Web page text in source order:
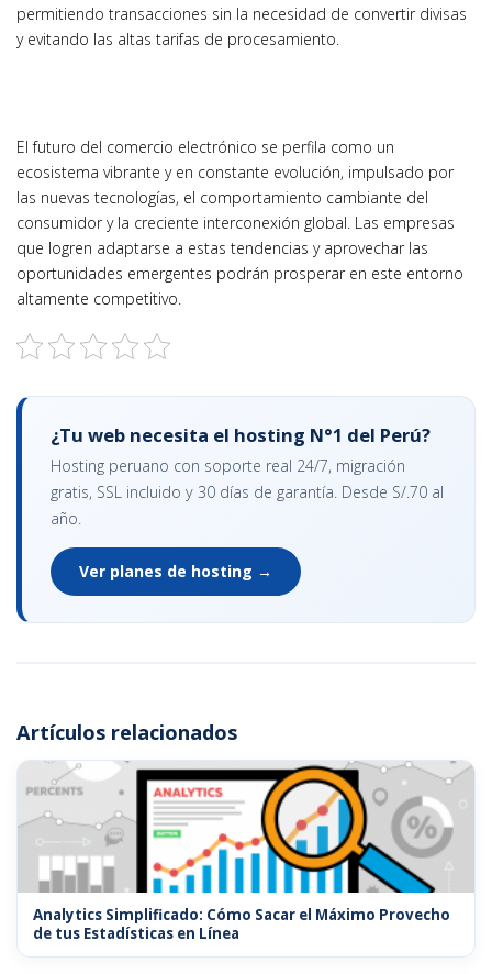
permitiendo transacciones sin la necesidad de convertir divisas
y evitando las altas tarifas de procesamiento.
El futuro del comercio electrónico se perfila como un
ecosistema vibrante y en constante evolución, impulsado por
las nuevas tecnologías, el comportamiento cambiante del
consumidor y la creciente interconexión global. Las empresas
que logren adaptarse a estas tendencias y aprovechar las
oportunidades emergentes podrán prosperar en este entorno
altamente competitivo.
¿Tu web necesita el hosting N°1 del Perú?
Hosting peruano con soporte real 24/7, migración
gratis, SSL incluido y 30 días de garantía. Desde S/.70 al
año.
Ver planes de hosting →
Artículos relacionados
Analytics Simplificado: Cómo Sacar el Máximo Provecho
de tus Estadísticas en Línea